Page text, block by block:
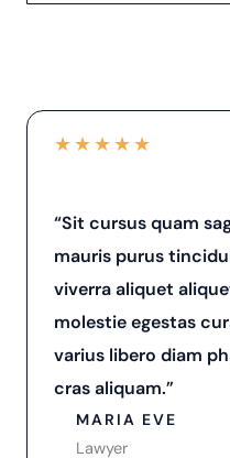
★★★★★
“Sit cursus quam
mauris purus
viverra aliquet
molestie egestas
varius libero diam
cras aliquam.”
MARIA EVE
Lawyer